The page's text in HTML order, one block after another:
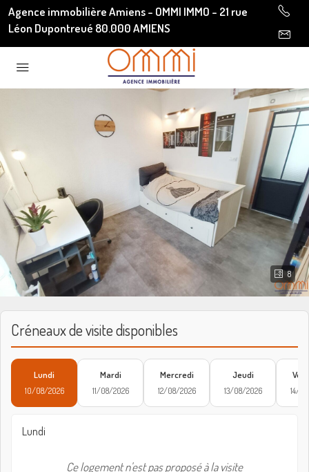
Agence immobilière Amiens - OMMI IMMO - 21 rue
Léon Dupontreué 80.000 AMIENS
8
Créneaux de visite disponibles
Lundi
10/08/2026
Mardi
11/08/2026
Mercredi
12/08/2026
Jeudi
13/08/2026 14/
Lundi
Ce logement n'est pas proposé à la visite